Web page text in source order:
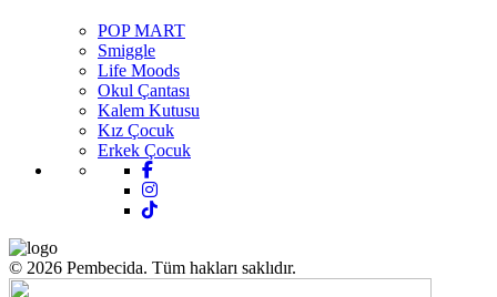
POP MART
Smiggle
Life Moods
Okul Çantası
Kalem Kutusu
Kız Çocuk
Erkek Çocuk
© 2026 Pembecida. Tüm hakları saklıdır.